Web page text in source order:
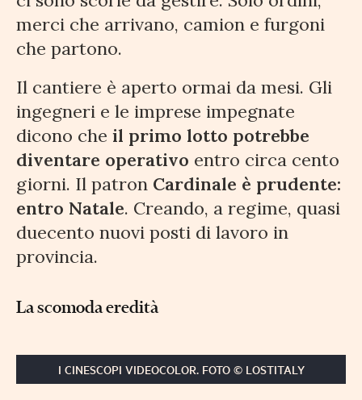
merci che arrivano, camion e furgoni
che partono.
Il cantiere è aperto ormai da mesi. Gli
ingegneri e le imprese impegnate
dicono che il primo lotto potrebbe
diventare operativo entro circa cento
giorni. Il patron Cardinale è prudente:
entro Natale. Creando, a regime, quasi
duecento nuovi posti di lavoro in
provincia.
La scomoda eredità
I CINESCOPI VIDEOCOLOR. FOTO © LOSTITALY